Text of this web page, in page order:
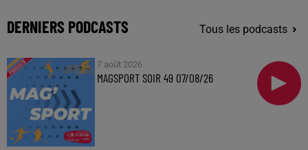
DERNIERS PODCASTS Tous les podcasts
7 août 2026
MAGSPORT SOIR 49 07/08/26